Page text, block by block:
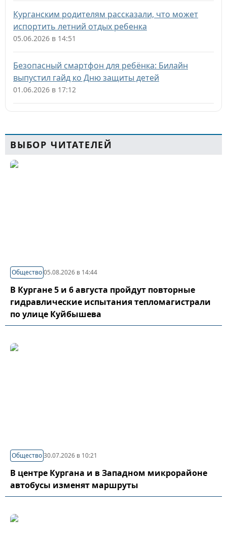
Курганским родителям рассказали, что может
испортить летний отдых ребенка
05.06.2026 в 14:51
Безопасный смартфон для ребёнка: Билайн
выпустил гайд ко Дню защиты детей
01.06.2026 в 17:12
ВЫБОР ЧИТАТЕЛЕЙ
Общество05.08.2026 в 14:44
В Кургане 5 и 6 августа пройдут повторные
гидравлические испытания тепломагистрали
по улице Куйбышева
Общество30.07.2026 в 10:21
В центре Кургана и в Западном микрорайоне
автобусы изменят маршруты